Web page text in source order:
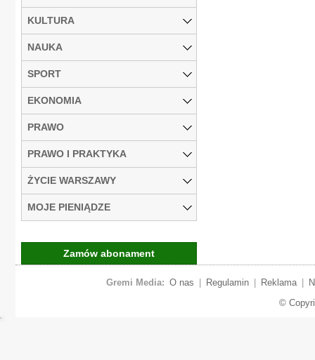
KULTURA
NAUKA
SPORT
EKONOMIA
PRAWO
PRAWO I PRAKTYKA
ŻYCIE WARSZAWY
MOJE PIENIĄDZE
Zamów abonament
Gremi Media: O nas Regulamin Reklama
©